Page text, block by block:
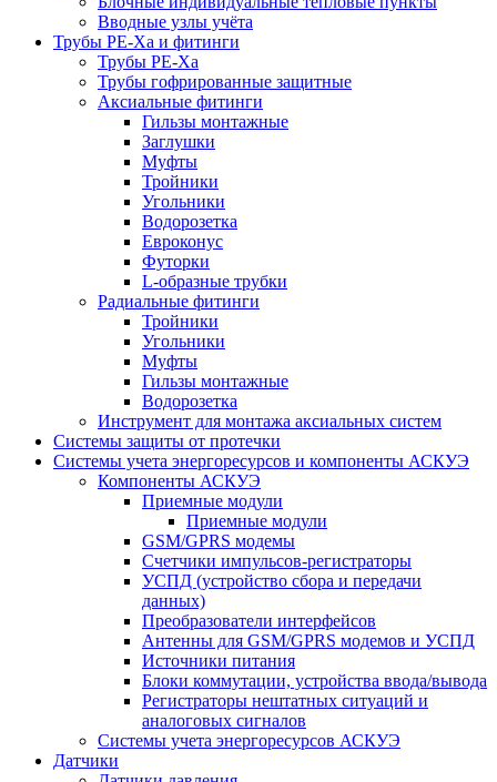
Вводные узлы учёта
Трубы РЕ-Ха и фитинги
Трубы РЕ-Ха
Трубы гофрированные защитные
Аксиальные фитинги
Гильзы монтажные
Заглушки
Муфты
Тройники
Угольники
Водорозетка
Евроконус
Футорки
L-образные трубки
Радиальные фитинги
Тройники
Угольники
Муфты
Гильзы монтажные
Водорозетка
Инструмент для монтажа аксиальных систем
Системы защиты от протечки
Системы учета энергоресурсов и компоненты АСКУЭ
Компоненты АСКУЭ
Приемные модули
Приемные модули
GSM/GPRS модемы
Счетчики импульсов-регистраторы
УСПД (устройство сбора и передачи
данных)
Преобразователи интерфейсов
Антенны для GSM/GPRS модемов и УСПД
Источники питания
Блоки коммутации, устройства ввода/вывода
Регистраторы нештатных ситуаций и
аналоговых сигналов
Системы учета энергоресурсов АСКУЭ
Датчики